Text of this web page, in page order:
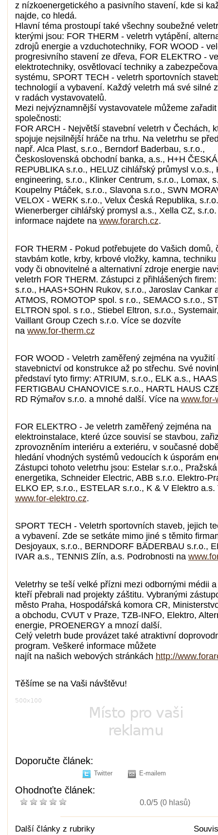
z nízkoenergetického a pasivního stavení, kde si
najde, co hledá.
Hlavní téma prostoupí také všechny soubežné
kterými jsou: FOR THERM - veletrh vytápění,
zdrojů energie a vzduchotechniky, FOR WOOD -
progresivního stavení ze dřeva, FOR ELEKTRO -
elektrotechniky, osvětlovací techniky a
systému, SPORT TECH - veletrh sportovních
technologií a vybavení. Každý veletrh má své silné
v radách vystavovatelů.
Mezi nejvýznamnější vystavovatele můžeme
společnosti:
FOR ARCH - Největší stavební veletrh v Čechách,
spojuje nejsilnější hráče na trhu. Na veletrhu se
např. Alca Plast, s.r.o., Berndorf Baderbau, s.r.o.,
Československá obchodní banka, a.s., H+H ČESKÁ
REPUBLIKA s.r.o., HELUZ cihlářský průmysl v.o.s.,
engineering, s.r.o., Klinker Centrum, s.r.o., Lomax,
Koupelny Ptáček, s.r.o., Slavona s.r.o., SWN
VELOX - WERK s.r.o., Velux Česká Republika,
Wienerberger cihlářský promysl a.s., Xella CZ,
informace najdete na www.forarch.cz.
FOR THERM - Pokud potřebujete do Vašich domů,
stavbám kotle, krby, krbové vložky, kamna,
vody či obnovitelné a alternativní zdroje energie
veletrh FOR THERM. Zástupci z přihlášených firem:
s.r.o., HAAS+SOHN Rukov, s.r.o., Jaroslav Cankar
ATMOS, ROMOTOP spol. s r.o., SEMACO s.r.o.,
ELTRON spol. s r.o., Stiebel Eltron, s.r.o.,
Vaillant Group Czech s.r.o. Více se dozvíte
na www.for-therm.cz
FOR WOOD - Veletrh zaměřený zejména na využití
stavebnictví od konstrukce až po střechu. Své
představí tyto firmy: ATRIUM, s.r.o., ELK a.s., HAAS
FERTIGBAU CHANOVICE s.r.o., HARTL HAUS
RD Rýmařov s.r.o. a mnohé další. Více na www.for-
FOR ELEKTRO - Je veletrh zaměřený zejména na
elektroinstalace, které úzce souvisí se stavbou,
zprovozněním interiéru a exteriéru, v současné
hledání vhodných systémů vedoucích k úsporám
Zástupci tohoto veletrhu jsou: Estelar s.r.o., Pražská
energetika, Schneider Electric, ABB s.r.o. Elektro-
ELKO EP, s.r.o., ESTELAR s.r.o., K & V Elektro a.s.
www.for-elektro.cz.
SPORT TECH - Veletrh sportovních staveb, jejich
a vybavení. Zde se setkáte mimo jiné s těmito
Desjoyaux, s.r.o., BERNDORF BÄDERBAU s.r.o.,
IVAR a.s., TENNIS Zlín, a.s. Podrobnosti na
Veletrhy se teší velké přízni mezi odbornými médii
kteří přebrali nad projekty záštitu. Vybranými
město Praha, Hospodářská komora CR,
a obchodu, CVUT v Praze, TZB-INFO, Elektro,
energie, PROENERGY a mnozí další.
Celý veletrh bude provázet také atraktivní
program. Veškeré informace můžete
najít na našich webových stránkách http://
Těšíme se na Vaši návštěvu!
Doporučte článek:
Twitter E-mailem
Ohodnoťte článek:
0.0/5 (0 hlasů)
Další články z rubriky